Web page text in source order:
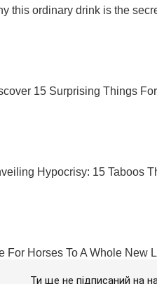
Ти ще не підписаний на